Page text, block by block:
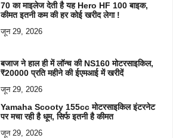
70 का माइलेज देती है यह Hero HF 100 बाइक,
कीमत इतनी कम की हर कोई खरीद लेगा !
जून 29, 2026
बजाज ने हाल ही में लॉन्च की NS160 मोटरसाइकिल,
₹20000 प्रति महीने की ईएमआई में खरीदें
जून 29, 2026
Yamaha Scooty 155cc मोटरसाइकिल इंटरनेट
पर मचा रही है धूम, सिर्फ इतनी है कीमत
जून 29, 2026